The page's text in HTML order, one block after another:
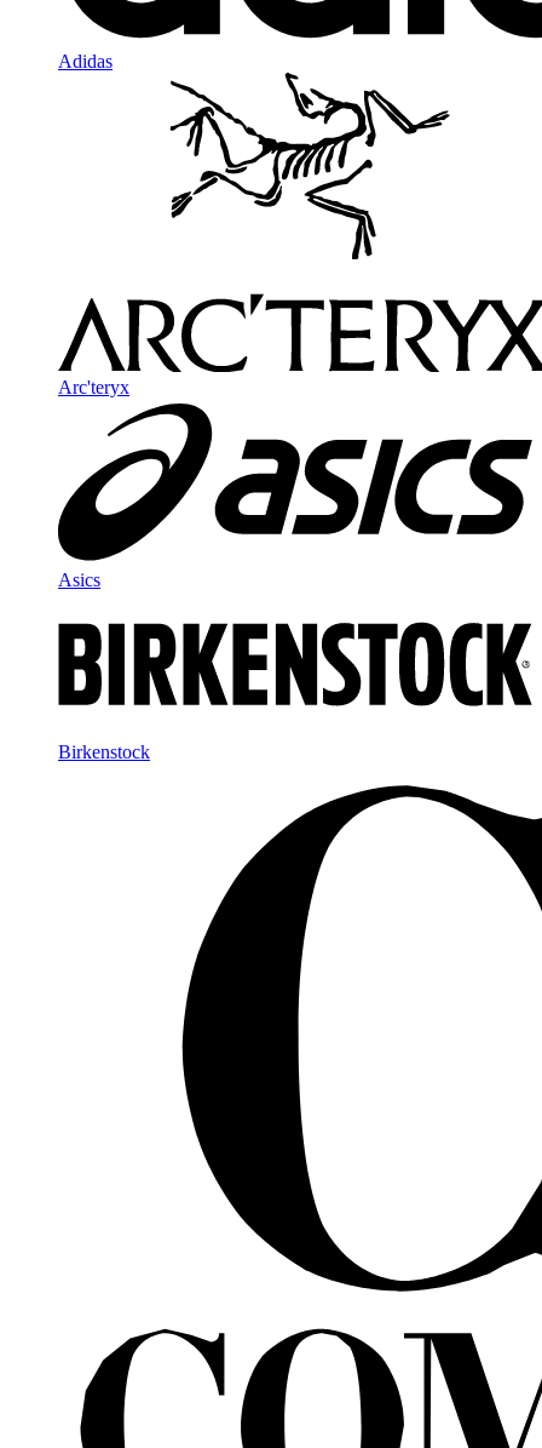
Adidas
Arc'teryx
Asics
Birkenstock